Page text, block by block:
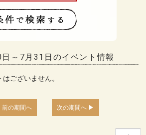
～7月31日のイベント情報
ございません。
前の期間へ 次の期間へ